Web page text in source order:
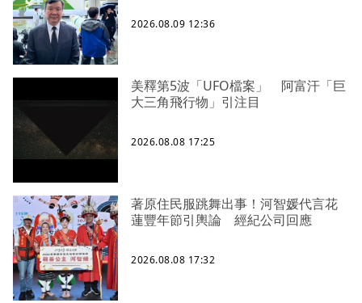
2026.08.09 12:36
美釋第5波「UFO檔案」 阿富汗「巨
大三角飛行物」引注目
2026.08.08 17:25
著原住民服跳舞出事！河智媛代言花
蓮豐年節引輿論 經紀公司回應
2026.08.08 17:32